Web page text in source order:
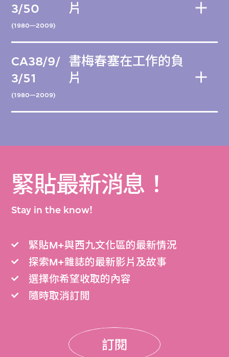
3/50
(1980—2009)
片
CA38/9/
3/51
(1980—2009)
書梅春塞在工作的負
片
緊貼最新消息！
Stay in the know!
緊貼M+與西九文化區的最新情況
探索M+雜誌的最新影片及故事
選擇你希望收取的內容
隨時取消訂閲
訂閱